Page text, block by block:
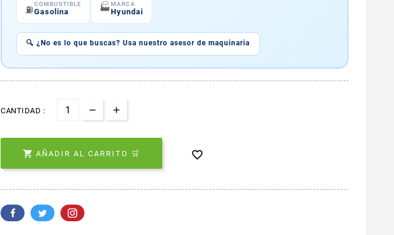
⛽COMBUSTIBLE
Gasolina 🏭MARCA
Hyundai
🔍 ¿No es lo que buscas? Usa nuestro asesor de maquinaria
CANTIDAD :
 AÑADIR AL CARRITO 🛒 